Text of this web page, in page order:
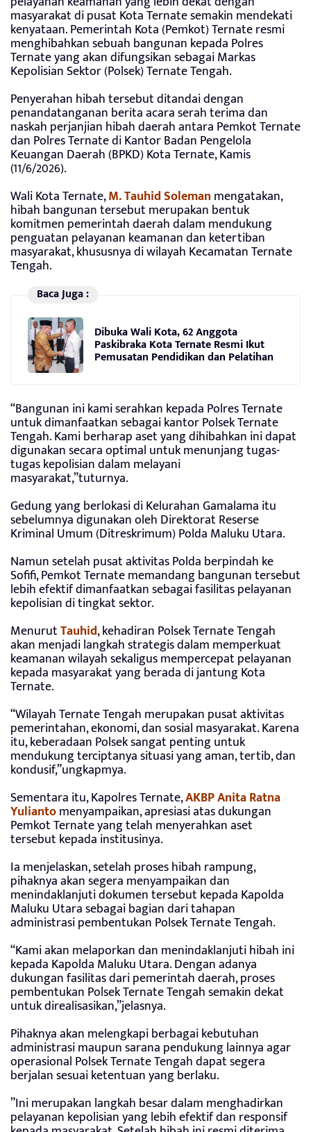
masyarakat di pusat Kota Ternate semakin mendekati
kenyataan. Pemerintah Kota (Pemkot) Ternate resmi
menghibahkan sebuah bangunan kepada Polres
Ternate yang akan difungsikan sebagai Markas
Kepolisian Sektor (Polsek) Ternate Tengah.
Penyerahan hibah tersebut ditandai dengan
penandatanganan berita acara serah terima dan
naskah perjanjian hibah daerah antara Pemkot Ternate
dan Polres Ternate di Kantor Badan Pengelola
Keuangan Daerah (BPKD) Kota Ternate, Kamis
(11/6/2026).
Wali Kota Ternate,M. Tauhid Soleman mengatakan,
hibah bangunan tersebut merupakan bentuk
komitmen pemerintah daerah dalam mendukung
penguatan pelayanan keamanan dan ketertiban
masyarakat, khususnya di wilayah Kecamatan Ternate
Tengah.
Baca Juga :
Dibuka Wali Kota, 62 Anggota
Paskibraka Kota Ternate Resmi Ikut
Pemusatan Pendidikan dan Pelatihan
“Bangunan ini kami serahkan kepada Polres Ternate
untuk dimanfaatkan sebagai kantor Polsek Ternate
Tengah. Kami berharap aset yang dihibahkan ini dapat
digunakan secara optimal untuk menunjang tugas-
tugas kepolisian dalam melayani
masyarakat,”tuturnya.
Gedung yang berlokasi di Kelurahan Gamalama itu
sebelumnya digunakan oleh Direktorat Reserse
Kriminal Umum (Ditreskrimum) Polda Maluku Utara.
Namun setelah pusat aktivitas Polda berpindah ke
Sofifi, Pemkot Ternate memandang bangunan tersebut
lebih efektif dimanfaatkan sebagai fasilitas pelayanan
kepolisian di tingkat sektor.
MenurutTauhid, kehadiran Polsek Ternate Tengah
akan menjadi langkah strategis dalam memperkuat
keamanan wilayah sekaligus mempercepat pelayanan
kepada masyarakat yang berada di jantung Kota
Ternate.
“Wilayah Ternate Tengah merupakan pusat aktivitas
pemerintahan, ekonomi, dan sosial masyarakat. Karena
itu, keberadaan Polsek sangat penting untuk
mendukung terciptanya situasi yang aman, tertib, dan
kondusif,”ungkapmya.
Sementara itu, Kapolres Ternate,AKBP Anita Ratna
Yuliantomenyampaikan, apresiasi atas dukungan
Pemkot Ternate yang telah menyerahkan aset
tersebut kepada institusinya.
Ia menjelaskan, setelah proses hibah rampung,
pihaknya akan segera menyampaikan dan
menindaklanjuti dokumen tersebut kepada Kapolda
Maluku Utara sebagai bagian dari tahapan
administrasi pembentukan Polsek Ternate Tengah.
“Kami akan melaporkan dan menindaklanjuti hibah ini
kepada Kapolda Maluku Utara. Dengan adanya
dukungan fasilitas dari pemerintah daerah, proses
pembentukan Polsek Ternate Tengah semakin dekat
untuk direalisasikan,”jelasnya.
Pihaknya akan melengkapi berbagai kebutuhan
administrasi maupun sarana pendukung lainnya agar
operasional Polsek Ternate Tengah dapat segera
berjalan sesuai ketentuan yang berlaku.
‎”Ini merupakan langkah besar dalam menghadirkan
pelayanan kepolisian yang lebih efektif dan responsif